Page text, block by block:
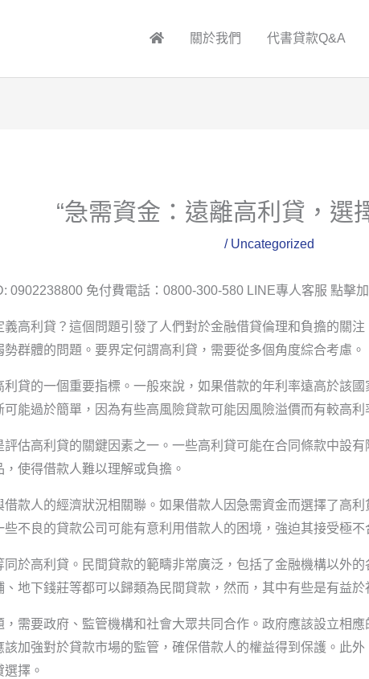
關於我們 代書貸款Q&A
“急需資金：遠離高利貸，選
/ Uncategorized
0902238800 免付費電話：0800-300-580 LINE專人客服 點擊
高利貸？這個問題引發了人們對於金融借貸倫理和負擔的關
群體的問題。要界定何謂高利貸，需要從多個角度綜合考慮。
利貸的一個重要指標。一般來說，如果借款的年利率遠高於該
能過於簡單，因為有些高風險貸款可能因風險溢價而有較高利
評估高利貸的關鍵因素之一。一些高利貸可能在合同條款中設
使得借款人難以理解或負擔。
借款人的經濟狀況相關聯。如果借款人因急需資金而選擇了高
不良的貸款公司可能有意利用借款人的困境，強迫其接受極不
同於高利貸。民間貸款的範疇非常廣泛，包括了金融機構以外
地下錢莊等都可以歸類為民間貸款，然而，其中有些是有益
需要政府、監管機構和社會大眾共同合作。政府應該設立相
加強對於貸款市場的監管，確保借款人的權益得到保護。此
擇。